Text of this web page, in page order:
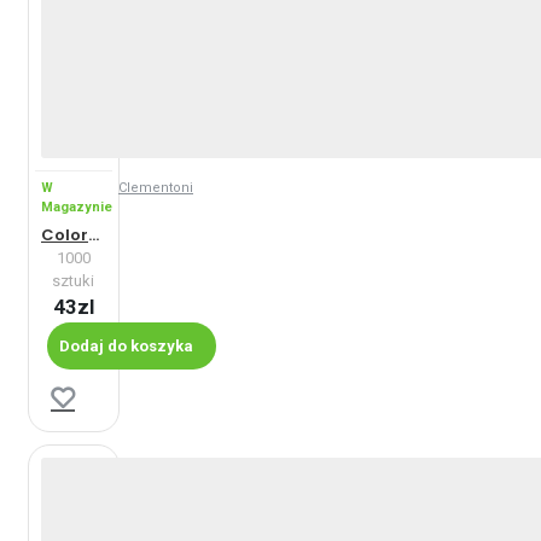
W
Magazynie
Clementoni
ColorBoom: Mozaika
1000
sztuki
43zl
Dodaj do koszyka